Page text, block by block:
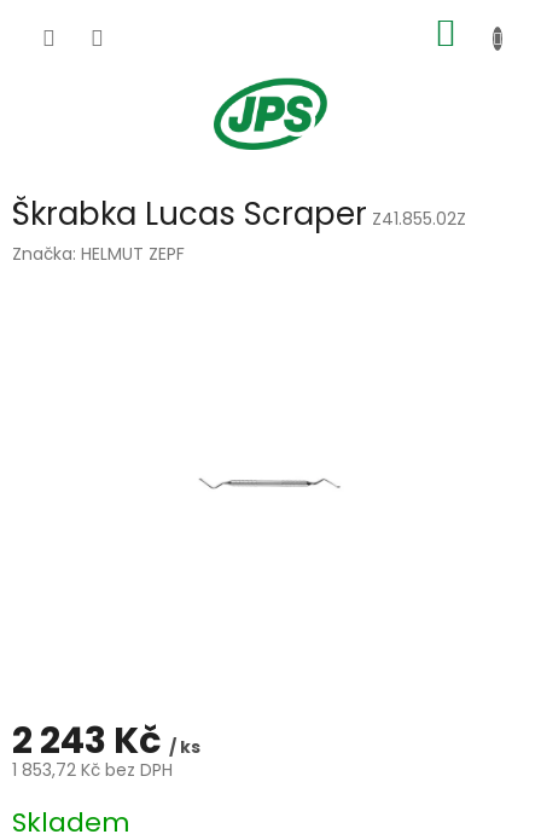
KOŠÍK
Škrabka Lucas Scraper Z41.855.02Z
Značka: HELMUT ZEPF
2 243 Kč / ks
1 853,72 Kč bez DPH
cena:
Skladem